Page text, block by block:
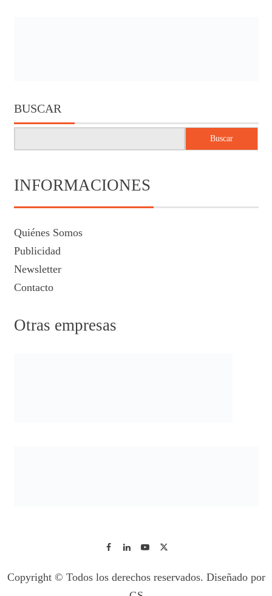
BUSCAR
Buscar
INFORMACIONES
Quiénes Somos
Publicidad
Newsletter
Contacto
Otras empresas
Copyright © Todos los derechos reservados. Diseñado por